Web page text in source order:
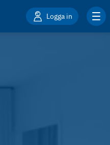
Logga in